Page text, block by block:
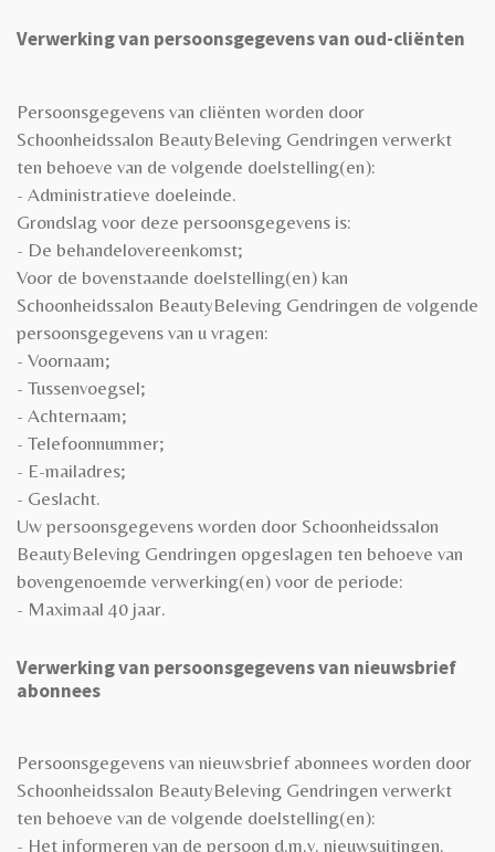
Verwerking van persoonsgegevens van oud-cliënten
Persoonsgegevens van cliënten worden door
Schoonheidssalon BeautyBeleving Gendringen verwerkt
ten behoeve van de volgende doelstelling(en):
- Administratieve doeleinde.
Grondslag voor deze persoonsgegevens is:
- De behandelovereenkomst;
Voor de bovenstaande doelstelling(en) kan
Schoonheidssalon BeautyBeleving Gendringen de volgende
persoonsgegevens van u vragen:
- Voornaam;
- Tussenvoegsel;
- Achternaam;
- Telefoonnummer;
- E-mailadres;
- Geslacht.
Uw persoonsgegevens worden door Schoonheidssalon
BeautyBeleving Gendringen opgeslagen ten behoeve van
bovengenoemde verwerking(en) voor de periode:
- Maximaal 40 jaar.
Verwerking van persoonsgegevens van nieuwsbrief
abonnees
Persoonsgegevens van nieuwsbrief abonnees worden door
Schoonheidssalon BeautyBeleving Gendringen verwerkt
ten behoeve van de volgende doelstelling(en):
- Het informeren van de persoon d.m.v. nieuwsuitingen.